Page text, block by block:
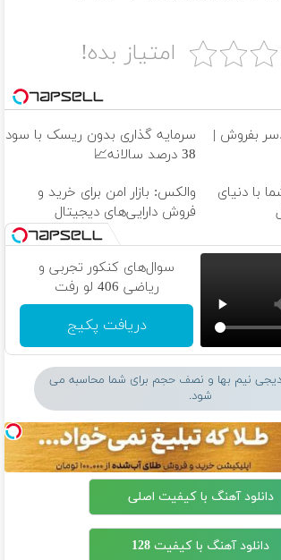
امتیاز بده!
بفروش |
سرمایه گذاری بدون ریسک با سود
38 درصد سالانه📈
با دنیای
والکس: بازار امن برای خرید و
فروش دارایی‌های دیجیتال
سوال‌های کنکور تجربی و
ریاضی 406 لو رفت
دریافت پکیج
دیجی نیم بها و نصف حجم برای شما محاسبه می
شود.
دانلود آهنگ با کیفیت اصلی
دانلود آهنگ با کیفیت 128